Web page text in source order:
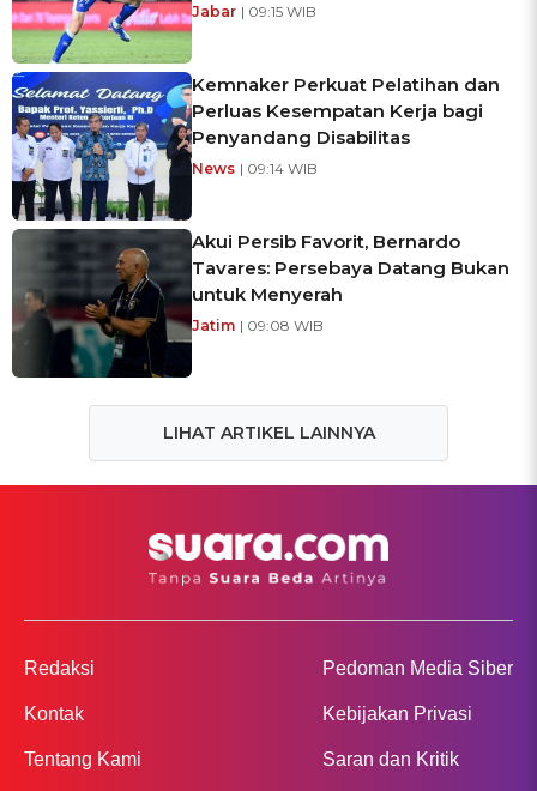
Jabar | 09:15 WIB
Kemnaker Perkuat Pelatihan dan
Perluas Kesempatan Kerja bagi
Penyandang Disabilitas
News | 09:14 WIB
Akui Persib Favorit, Bernardo
Tavares: Persebaya Datang Bukan
untuk Menyerah
Jatim | 09:08 WIB
LIHAT ARTIKEL LAINNYA
Redaksi
Kontak
Tentang Kami
Pedoman Media Siber
Kebijakan Privasi
Saran dan Kritik